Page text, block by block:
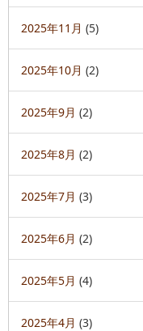
2025年11月 (5)
2025年10月 (2)
2025年9月 (2)
2025年8月 (2)
2025年7月 (3)
2025年6月 (2)
2025年5月 (4)
2025年4月 (3)